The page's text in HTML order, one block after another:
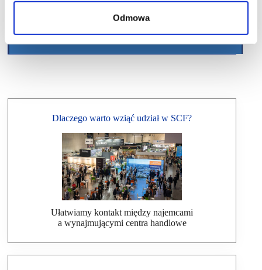
Odmowa
Dlaczego warto wziąć udział w SCF?
Ułatwiamy kontakt między najemcami
a wynajmującymi centra handlowe